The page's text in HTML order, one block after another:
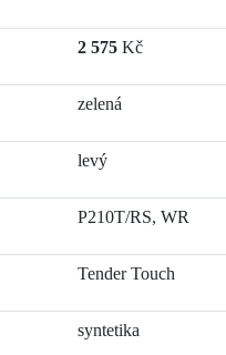
2 575 Kč
zelená
levý
P210T/RS, WR
Tender Touch
syntetika